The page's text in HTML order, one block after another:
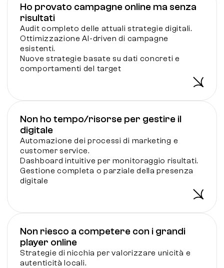
Ho provato campagne online ma senza
risultati
Audit completo delle attuali strategie digitali.
Ottimizzazione AI-driven di campagne
esistenti.
Nuove strategie basate su dati concreti e
comportamenti del target
Non ho tempo/risorse per gestire il
digitale
Automazione dei processi di marketing e
customer service.
Dashboard intuitive per monitoraggio risultati.
Gestione completa o parziale della presenza
digitale
Non riesco a competere con i grandi
player online
Strategie di nicchia per valorizzare unicità e
autenticità locali.